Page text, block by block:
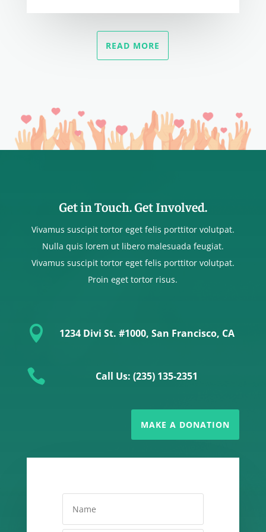
READ MORE
Get in Touch. Get Involved.
Vivamus suscipit tortor eget felis porttitor volutpat.
Nulla quis lorem ut libero malesuada feugiat.
Vivamus suscipit tortor eget felis porttitor volutpat.
Proin eget tortor risus.
 1234 Divi St. #1000, San Francisco, CA
 Call Us: (235) 135-2351
MAKE A DONATION